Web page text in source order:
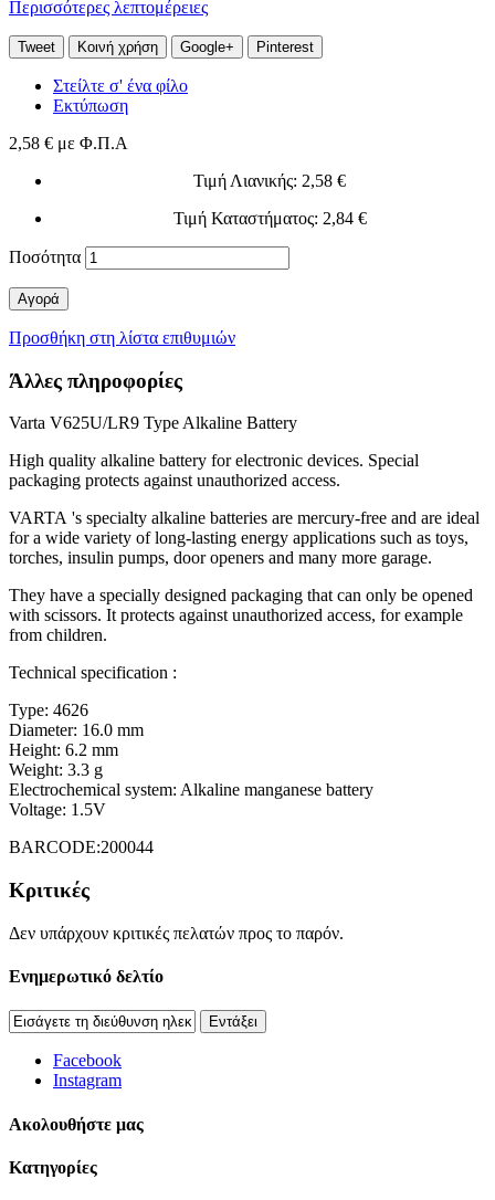
Περισσότερες λεπτομέρειες
Tweet Κοινή χρήση Google+ Pinterest
Στείλτε σ' ένα φίλο
Εκτύπωση
2,58 € με Φ.Π.Α
Τιμή Λιανικής: 2,58 €
Τιμή Καταστήματος: 2,84 €
Ποσότητα
Αγορά
Προσθήκη στη λίστα επιθυμιών
Άλλες πληροφορίες
Varta V625U/LR9 Type Alkaline Battery
High quality alkaline battery for electronic devices. Special
packaging protects against unauthorized access.
VARTA 's specialty alkaline batteries are mercury-free and are ideal
for a wide variety of long-lasting energy applications such as toys,
torches, insulin pumps, door openers and many more garage.
They have a specially designed packaging that can only be opened
with scissors. It protects against unauthorized access, for example
from children.
Technical specification :
Type: 4626
Diameter: 16.0 mm
Height: 6.2 mm
Weight: 3.3 g
Electrochemical system: Alkaline manganese battery
Voltage: 1.5V
BARCODE:200044
Κριτικές
Δεν υπάρχουν κριτικές πελατών προς το παρόν.
Ενημερωτικό δελτίο
Εντάξει
Facebook
Instagram
Aκολουθήστε μας
Κατηγορίες